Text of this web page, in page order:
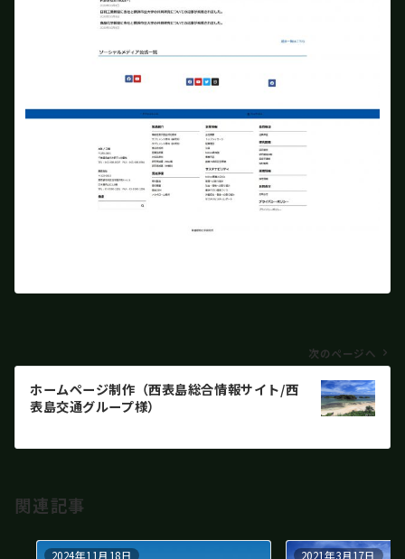
稿
ョ
次のページへ
ホームページ制作（西表島総合情報サイト/西
表島交通グループ様）
関連記事
2024年11月18日 2021年3月17日